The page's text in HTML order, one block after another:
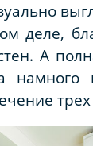
деле,
А
трех